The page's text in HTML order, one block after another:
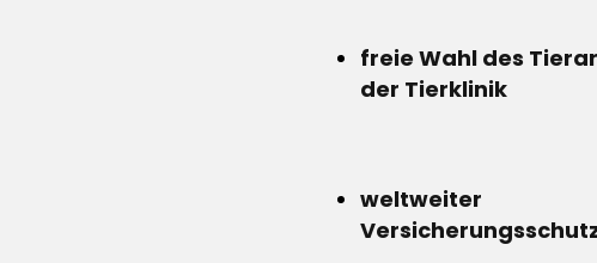
freie Wahl des
der Tierklinik
weltweiter